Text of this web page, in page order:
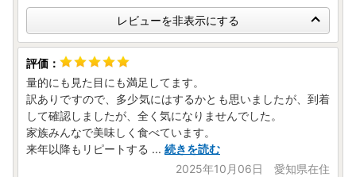
ご不明点がございましたら、お問い合わせ先までご連絡くだ
さいませ。
▼オンラインワンストップ特例申請が可能となりました
自治体マイページによるオンラインワンストップ特例申請が
可能となりました。
詳細につきましては、お手元に届きます書類をご確認くださ
いませ。
レビューを非表示にする
量的にも見た目にも満足してます。
訳ありですので、多少気にはするかとも思いましたが、到着
して確認しましたが、全く気になりませんでした。
家族みんなで美味しく食べています。
来年以降もリピートする ... 続きを読む
2025年10月06日 愛知県在住